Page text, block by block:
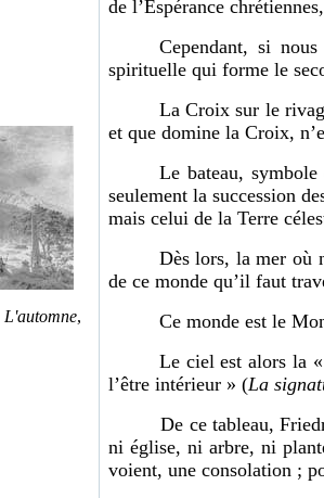
L'automne,
de l’Espérance
Cependant, si
spirituelle qui forme le
La Croix sur le
et que domine la Croix,
Le bateau,
seulement la succession
mais celui de la Terre
Dès lors, la mer où
de ce monde qu’il faut
Ce monde est le
Le ciel est alors la
l’être intérieur » (La
De ce tableau,
ni église, ni arbre, ni
voient, une consolation ;